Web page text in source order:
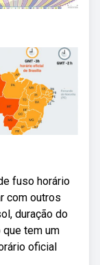
fuso horário
com outros
duração do
que tem um
oficial